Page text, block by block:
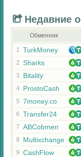
Недавние
Обменник
1 TurkMoney
2 Sharks
3 Bitality
4 ProstoCash
5 7money.co
6 Transfer24
7 ABCobmen
8 Multixchange
9 CashFlow